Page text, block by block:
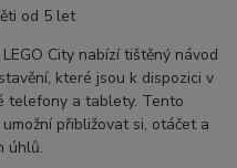
od 5 let
City nabízí tištěný návod
které jsou k dispozici v
telefony a tablety. Tento
přibližovat si, otáčet a
úhlů.